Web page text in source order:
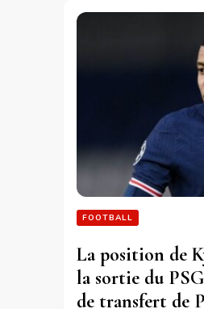
FOOTBALL
La position de
la sortie du
de transfert de